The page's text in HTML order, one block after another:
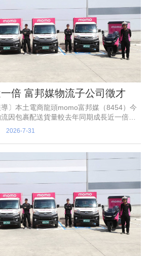
倍 富邦媒物流子公司徵才
導〕本土電商龍頭momo富邦媒（8454）今
因包裹配送貨量較去年同期成長近一倍，
車及機車配送司機，並同步開放彈性兼職
配送司機平均月薪近7萬元，加計年終獎金
萬。
2026-7-31